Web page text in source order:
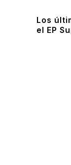
Los
el EP